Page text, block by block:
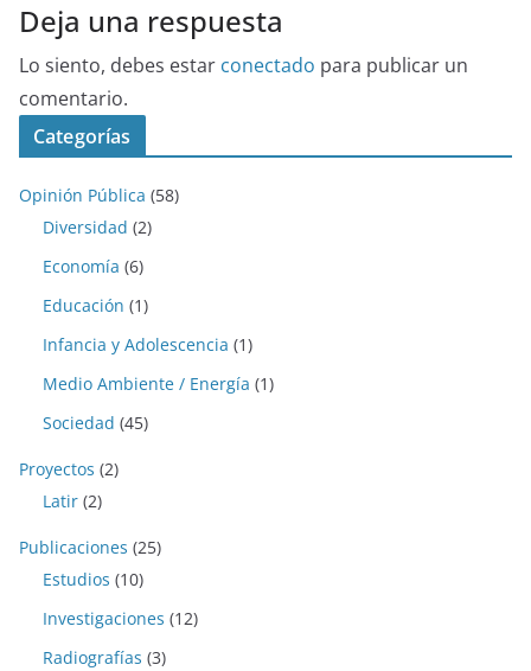
Deja una respuesta
Lo siento, debes estar conectado para publicar un
comentario.
Categorías
Opinión Pública (58)
Diversidad (2)
Economía (6)
Educación (1)
Infancia y Adolescencia (1)
Medio Ambiente / Energía (1)
Sociedad (45)
Proyectos (2)
Latir (2)
Publicaciones (25)
Estudios (10)
Investigaciones (12)
Radiografías (3)